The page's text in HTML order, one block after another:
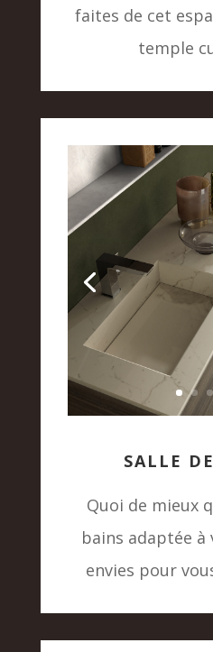
faites de cet
temple
SALLE
Quoi de mieux
bains adaptée à
envies pour